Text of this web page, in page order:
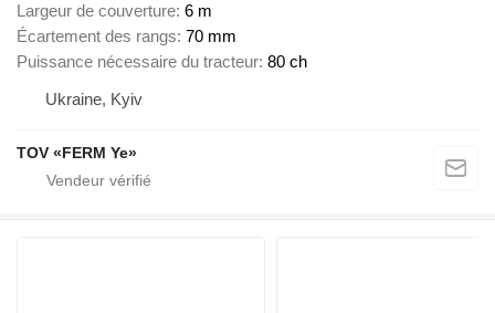
Largeur de couverture 6 m
Écartement des rangs 70 mm
Puissance nécessaire du tracteur 80 ch
Ukraine, Kyiv
TOV «FERM Ye»